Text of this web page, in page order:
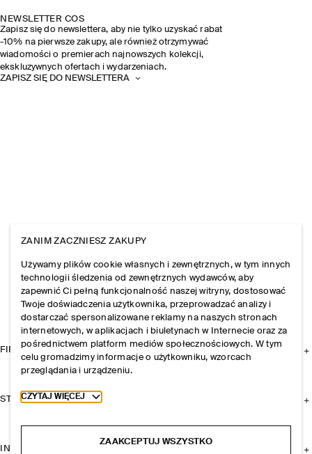
NEWSLETTER COS
Zapisz się do newslettera, aby nie tylko uzyskać rabat
-10% na pierwsze zakupy, ale również otrzymywać
wiadomości o premierach najnowszych kolekcji,
ekskluzywnych ofertach i wydarzeniach.
ZAPISZ SIĘ DO NEWSLETTERA
FIRMA
STREFA KLIENTA
INFORMACJE I REGULAMINY
ZANIM ZACZNIESZ ZAKUPY
Używamy plików cookie własnych i zewnętrznych, w tym innych
technologii śledzenia od zewnętrznych wydawców, aby
zapewnić Ci pełną funkcjonalność naszej witryny, dostosować
Twoje doświadczenia użytkownika, przeprowadzać analizy i
dostarczać spersonalizowane reklamy na naszych stronach
internetowych, w aplikacjach i biuletynach w Internecie oraz za
pośrednictwem platform mediów społecznościowych. W tym
celu gromadzimy informacje o użytkowniku, wzorcach
przeglądania i urządzeniu.
Toggle more cookie information
CZYTAJ WIĘCEJ
ZAAKCEPTUJ WSZYSTKO